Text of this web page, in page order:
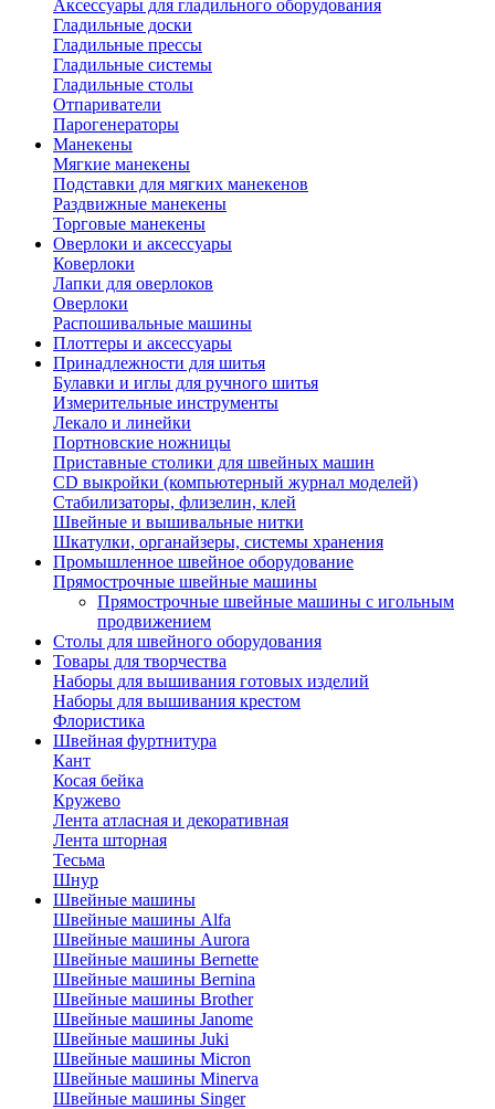
Аксессуары для гладильного оборудования
Гладильные доски
Гладильные прессы
Гладильные системы
Гладильные столы
Отпариватели
Парогенераторы
Манекены
Мягкие манекены
Подставки для мягких манекенов
Раздвижные манекены
Торговые манекены
Оверлоки и аксессуары
Коверлоки
Лапки для оверлоков
Оверлоки
Распошивальные машины
Плоттеры и аксессуары
Принадлежности для шитья
Булавки и иглы для ручного шитья
Измерительные инструменты
Лекало и линейки
Портновские ножницы
Приставные столики для швейных машин
СD выкройки (компьютерный журнал моделей)
Стабилизаторы, флизелин, клей
Швейные и вышивальные нитки
Шкатулки, органайзеры, системы хранения
Промышленное швейное оборудование
Прямострочные швейные машины
Прямострочные швейные машины с игольным
продвижением
Столы для швейного оборудования
Товары для творчества
Наборы для вышивания готовых изделий
Наборы для вышивания крестом
Флористика
Швейная фуртнитура
Кант
Косая бейка
Кружево
Лента aтласная и декоративная
Лента шторная
Тесьма
Шнур
Швейные машины
Швейные машины Alfa
Швейные машины Aurora
Швейные машины Bernette
Швейные машины Bernina
Швейные машины Brother
Швейные машины Janome
Швейные машины Juki
Швейные машины Micron
Швейные машины Minerva
Швейные машины Singer